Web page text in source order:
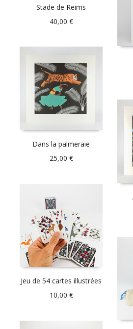
Stade de Reims
40,00 €
Dans la palmeraie
25,00 €
Jeu de 54 cartes illustrées
10,00 €